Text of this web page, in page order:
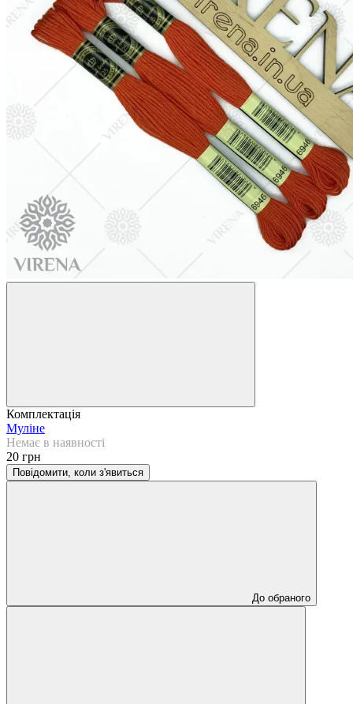
Комплектація
Муліне
Немає в наявності
20 грн
Повідомити, коли з'явиться
До обраного